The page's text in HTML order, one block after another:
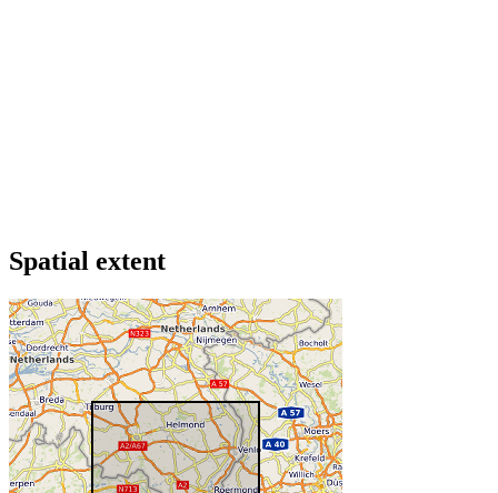
Spatial extent